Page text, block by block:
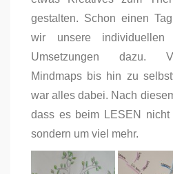
gestalten. Schon einen
wir unsere individuellen
Umsetzungen dazu.
Mindmaps bis hin zu
war alles dabei. Nach
dass es beim LESEN nicht
sondern um viel mehr.